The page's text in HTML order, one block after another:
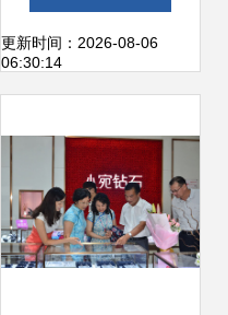
的鉴赏与市场行情
更新时间：2026-08-06
06:30:14